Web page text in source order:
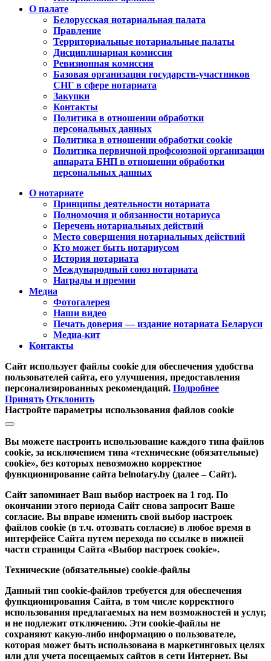
О палате
Белорусская нотариальная палата
Правление
Территориальные нотариальные палаты
Дисциплинарная комиссия
Ревизионная комиссия
Базовая организация государств-участников
СНГ в сфере нотариата
Закупки
Контакты
Политика в отношении обработки
персональных данных
Политика в отношении обработки cookie
Политика первичной профсоюзной организации
аппарата БНП в отношении обработки
персональных данных
О нотариате
Принципы деятельности нотариата
Полномочия и обязанности нотариуса
Перечень нотариальных действий
Место совершения нотариальных действий
Кто может быть нотариусом
История нотариата
Международный союз нотариата
Награды и премии
Медиа
Фотогалерея
Наши видео
Печать доверия — издание нотариата Беларуси
Медиа-кит
Контакты
Сайт использует файлы cookie для обеспечения удобства
пользователей сайта, его улучшения, предоставления
персонализированных рекомендаций. Подробнее
Принять Отклонить
Настройте параметры использования файлов cookie
Вы можете настроить использование каждого типа файлов
cookie, за исключением типа «технические (обязательные)
cookie», без которых невозможно корректное
функционирование сайта belnotary.by (далее – Сайт).
Сайт запоминает Ваш выбор настроек на 1 год. По
окончании этого периода Сайт снова запросит Ваше
согласие. Вы вправе изменить свой выбор настроек
файлов cookie (в т.ч. отозвать согласие) в любое время в
интерфейсе Сайта путем перехода по ссылке в нижней
части страницы Сайта «Выбор настроек cookie».
Технические (обязательные) cookie-файлы
Данный тип cookie-файлов требуется для обеспечения
функционирования Сайта, в том числе корректного
использования предлагаемых на нем возможностей и услуг,
и не подлежит отключению. Эти cookie-файлы не
сохраняют какую-либо информацию о пользователе,
которая может быть использована в маркетинговых целях
или для учета посещаемых сайтов в сети Интернет. Вы